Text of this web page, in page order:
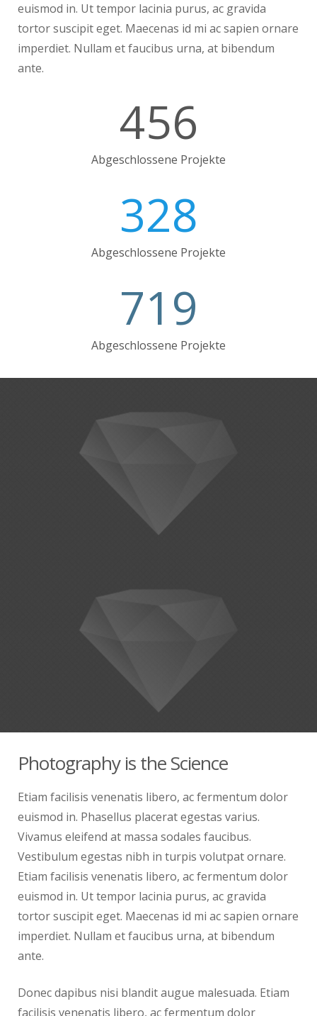
euismod in. Ut tempor lacinia purus, ac gravida
tortor suscipit eget. Maecenas id mi ac sapien ornare
imperdiet. Nullam et faucibus urna, at bibendum
ante.
456
Abgeschlossene Projekte
328
Abgeschlossene Projekte
719
Abgeschlossene Projekte
Photography is the Science
Etiam facilisis venenatis libero, ac fermentum dolor
euismod in. Phasellus placerat egestas varius.
Vivamus eleifend at massa sodales faucibus.
Vestibulum egestas nibh in turpis volutpat ornare.
Etiam facilisis venenatis libero, ac fermentum dolor
euismod in. Ut tempor lacinia purus, ac gravida
tortor suscipit eget. Maecenas id mi ac sapien ornare
imperdiet. Nullam et faucibus urna, at bibendum
ante.
Donec dapibus nisi blandit augue malesuada. Etiam
facilisis venenatis libero, ac fermentum dolor